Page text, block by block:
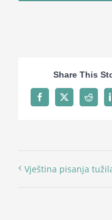
Share This
Facebook
X Reddit
Vještina pisanja